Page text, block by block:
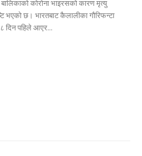
बालिकाको कोरोना भाइरसको कारण मृत्यु
कैलालीका गौरिफन्टा
दिन पहिले आएर...